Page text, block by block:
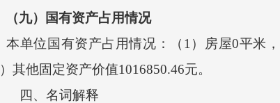
（九）国有资产占用情况
本单位国有资产占用情况：（ 1）房屋0平米
其他固定资产价值1016850.46元。
四、名词解释